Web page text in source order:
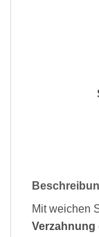
Mit weichen
Verzahnung